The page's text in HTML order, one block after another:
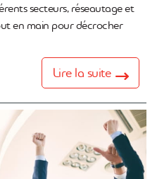
secteurs, réseautage et
en main pour décrocher
Lire la suite